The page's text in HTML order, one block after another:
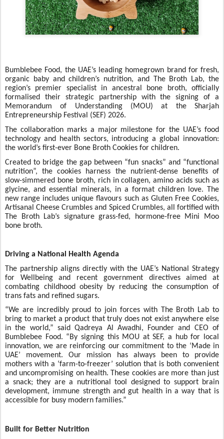
Bumblebee Food, the UAE’s leading homegrown brand for fresh,
organic baby and children’s nutrition, and The Broth Lab, the
region’s premier specialist in ancestral bone broth, officially
formalised their strategic partnership with the signing of a
Memorandum of Understanding (MOU) at the Sharjah
Entrepreneurship Festival (SEF) 2026.
The collaboration marks a major milestone for the UAE’s food
technology and health sectors, introducing a global innovation:
the world’s first-ever Bone Broth Cookies for children.
Created to bridge the gap between “fun snacks” and “functional
nutrition”, the cookies harness the nutrient-dense benefits of
slow-simmered bone broth, rich in collagen, amino acids such as
glycine, and essential minerals, in a format children love. The
new range includes unique flavours such as Gluten Free Cookies,
Artisanal Cheese Crumbles and Spiced Crumbles, all fortified with
The Broth Lab’s signature grass-fed, hormone-free Mini Moo
bone broth.
Driving a National Health Agenda
The partnership aligns directly with the UAE’s National Strategy
for Wellbeing and recent government directives aimed at
combating childhood obesity by reducing the consumption of
trans fats and refined sugars.
“We are incredibly proud to join forces with The Broth Lab to
bring to market a product that truly does not exist anywhere else
in the world,” said Qadreya Al Awadhi, Founder and CEO of
Bumblebee Food. “By signing this MOU at SEF, a hub for local
innovation, we are reinforcing our commitment to the ‘Made in
UAE’ movement. Our mission has always been to provide
mothers with a ‘farm-to-freezer’ solution that is both convenient
and uncompromising on health. These cookies are more than just
a snack; they are a nutritional tool designed to support brain
development, immune strength and gut health in a way that is
accessible for busy modern families.”
Built for Better Nutrition